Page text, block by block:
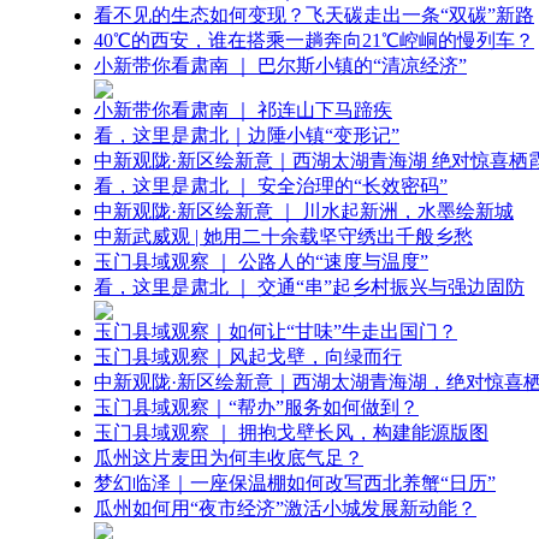
看不见的生态如何变现？飞天碳走出一条“双碳”新路
40℃的西安，谁在搭乘一趟奔向21℃崆峒的慢列车？
小新带你看肃南 ｜ 巴尔斯小镇的“清凉经济”
小新带你看肃南 ｜ 祁连山下马蹄疾
看，这里是肃北｜边陲小镇“变形记”
中新观陇·新区绘新意｜西湖太湖青海湖 绝对惊喜栖
看，这里是肃北 ｜ 安全治理的“长效密码”
中新观陇·新区绘新意 ｜ 川水起新洲，水墨绘新城
中新武威观 | 她用二十余载坚守绣出千般乡愁
玉门县域观察 ｜ 公路人的“速度与温度”
看，这里是肃北 ｜ 交通“串”起乡村振兴与强边固防
玉门县域观察｜如何让“甘味”牛走出国门？
玉门县域观察｜风起戈壁，向绿而行
中新观陇·新区绘新意｜西湖太湖青海湖，绝对惊喜
玉门县域观察｜“帮办”服务如何做到？
玉门县域观察 ｜ 拥抱戈壁长风，构建能源版图
瓜州这片麦田为何丰收底气足？
梦幻临泽｜一座保温棚如何改写西北养蟹“日历”
瓜州如何用“夜市经济”激活小城发展新动能？